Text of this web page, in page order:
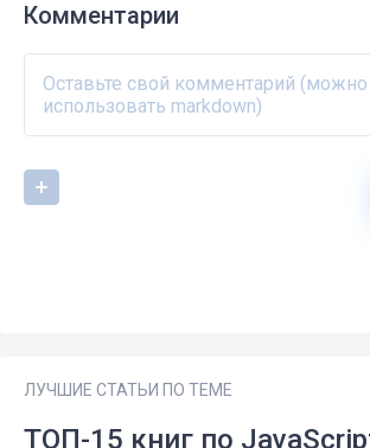
Комментарии
ЛУЧШИЕ СТАТЬИ ПО ТЕМЕ
ТОП-15 книг по